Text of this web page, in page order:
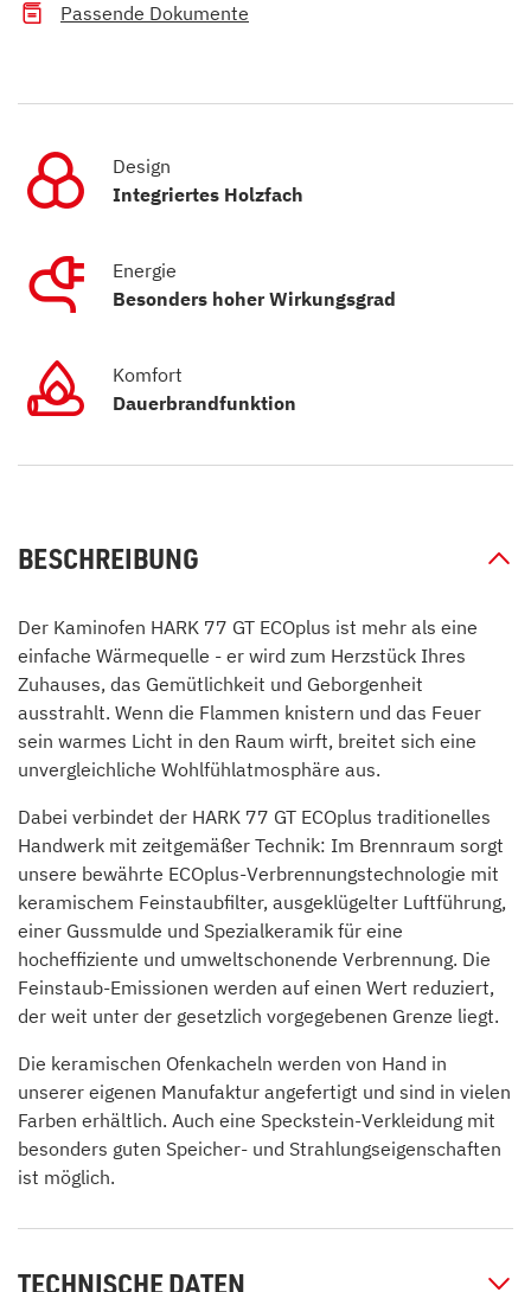
Passende Dokumente
Design
Integriertes Holzfach
Energie
Besonders hoher Wirkungsgrad
Komfort
Dauerbrandfunktion
BESCHREIBUNG
Der Kaminofen HARK 77 GT ECOplus ist mehr als eine
einfache Wärmequelle - er wird zum Herzstück Ihres
Zuhauses, das Gemütlichkeit und Geborgenheit
ausstrahlt. Wenn die Flammen knistern und das Feuer
sein warmes Licht in den Raum wirft, breitet sich eine
unvergleichliche Wohlfühlatmosphäre aus.
Dabei verbindet der HARK 77 GT ECOplus traditionelles
Handwerk mit zeitgemäßer Technik: Im Brennraum sorgt
unsere bewährte ECOplus-Verbrennungstechnologie mit
keramischem Feinstaubfilter, ausgeklügelter Luftführung,
einer Gussmulde und Spezialkeramik für eine
hocheffiziente und umweltschonende Verbrennung. Die
Feinstaub-Emissionen werden auf einen Wert reduziert,
der weit unter der gesetzlich vorgegebenen Grenze liegt.
Die keramischen Ofenkacheln werden von Hand in
unserer eigenen Manufaktur angefertigt und sind in vielen
Farben erhältlich. Auch eine Speckstein-Verkleidung mit
besonders guten Speicher- und Strahlungseigenschaften
ist möglich.
TECHNISCHE DATEN